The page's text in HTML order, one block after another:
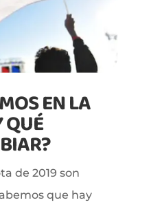
EN LA
de 2019 son
que hay